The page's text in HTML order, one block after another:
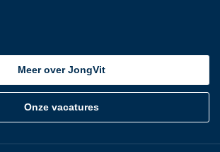
Meer over JongVit
Onze vacatures